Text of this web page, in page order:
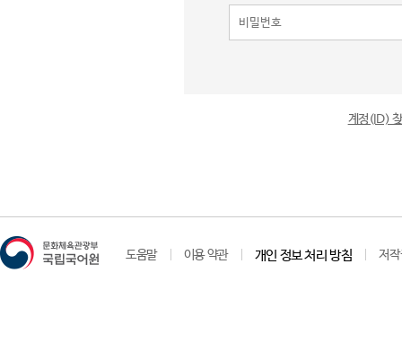
계정(ID)
도움말 이용 약관 개인 정보 처리 방침 저